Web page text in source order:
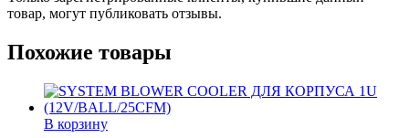
товар, могут публиковать отзывы.
Похожие товары
В корзину